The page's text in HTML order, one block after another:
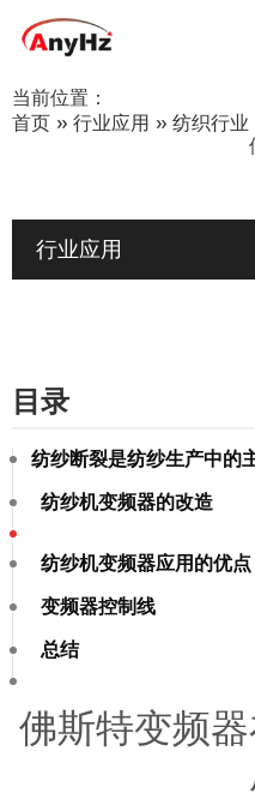
当前位置：
首页 » 行业应用 » 纺织行业
行业应用
目录
纺纱断裂是纺纱生产中的
纺纱机变频器的改造
纺纱机变频器应用的优点
变频器控制线
总结
佛斯特变频